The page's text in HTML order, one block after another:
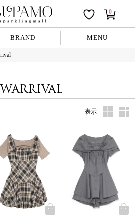
0
BRAND MENU
表示